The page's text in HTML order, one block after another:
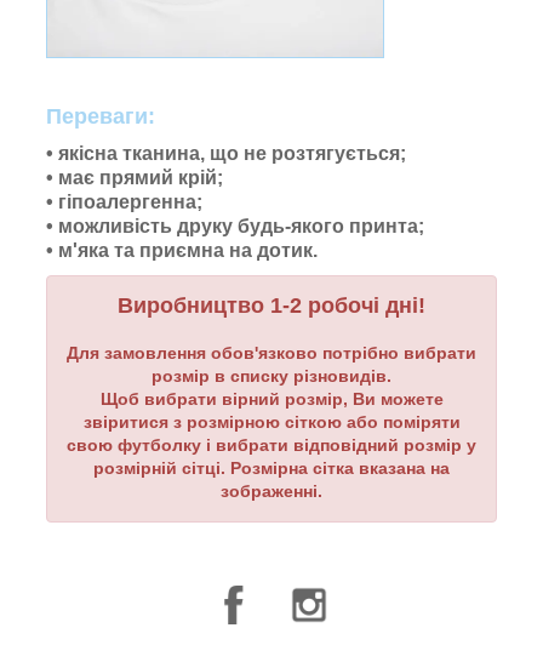
Переваги:
• якісна тканина, що не розтягується;
• має прямий крій;
• гіпоалергенна;
• можливість друку будь-якого принта;
• м'яка та приємна на дотик.
Виробництво 1-2 робочі дні!
Для замовлення обов'язково потрібно вибрати
розмір в списку різновидів.
Щоб вибрати вірний розмір, Ви можете
звіритися з розмірною сіткою або поміряти
свою футболку і вибрати відповідний розмір у
розмірній сітці. Розмірна сітка вказана на
зображенні.